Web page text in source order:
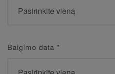
Baigimo data *